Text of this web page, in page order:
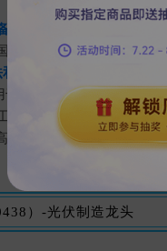
直拉法和区熔法半导体硅
内外的客户认证，28个
直拉法硅片已经实现量产
集成电路领域的LowCOP
艺升级具很高的同步升
品创新和升级空间。
）-光伏制造龙头